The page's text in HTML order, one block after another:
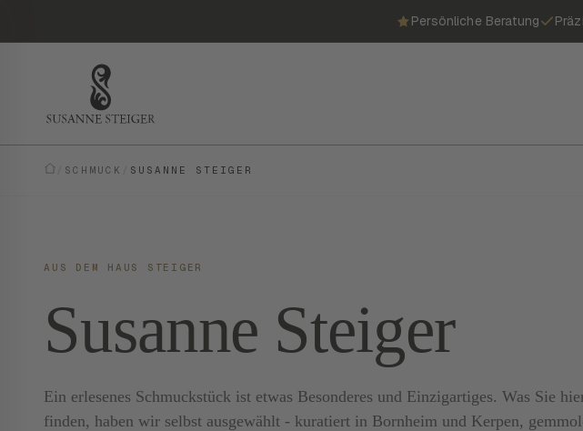
Persönliche Beratung
SCHMUCK SUSANNE STEIGER
AUS DEM HAUS STEIGER
Susanne Steiger
Ein erlesenes Schmuckstück ist etwas Besonderes und Einzigartiges. Was Sie
finden, haben wir selbst ausgewählt - kuratiert in Bornheim und Kerpen,